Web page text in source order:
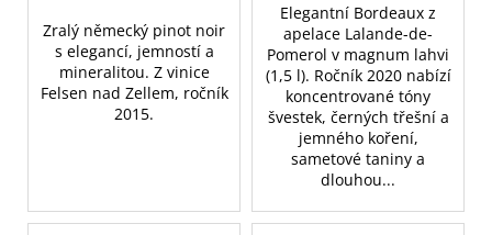
Zralý německý pinot noir
s elegancí, jemností a
mineralitou. Z vinice
Felsen nad Zellem, ročník
2015.
Elegantní Bordeaux z
apelace Lalande-de-
Pomerol v magnum lahvi
(1,5 l). Ročník 2020 nabízí
koncentrované tóny
švestek, černých třešní a
jemného koření,
sametové taniny a
dlouhou...